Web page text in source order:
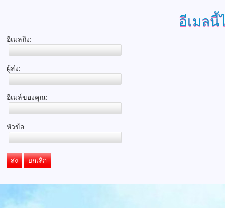
อีเมลนี้
อีเมลถึง:
ผู้ส่ง:
อีเมล์ของคุณ:
หัวข้อ:
ส่ง ยกเลิก